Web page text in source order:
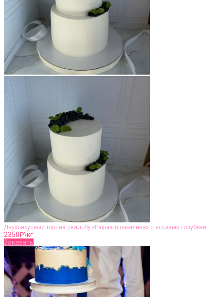
Двухъярусный торт на свадьбу «Рафаэлло-малина» с ягодами голубики
2350₽\кг
Заказать